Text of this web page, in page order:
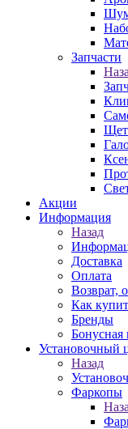
Запчасти
Акции
Информация
Назад
Доставка
Оплата
Возврат,
Как
Бренды
Бонусная
Установочный
Назад
Фаркопы